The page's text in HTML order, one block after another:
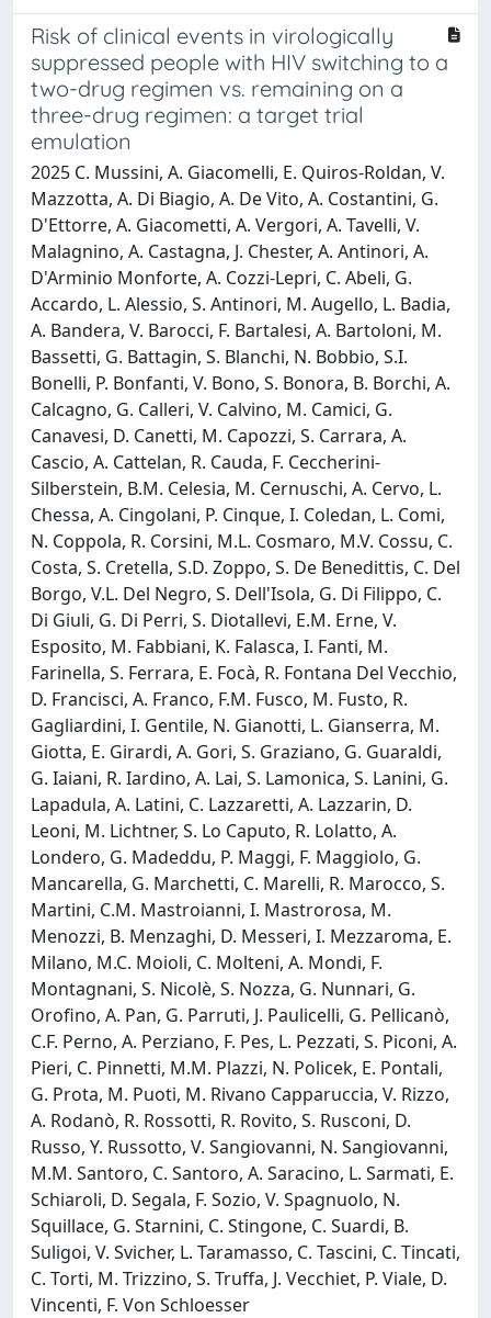
Risk of clinical events in virologically
suppressed people with HIV switching to a
two-drug regimen vs. remaining on a
three-drug regimen: a target trial
emulation
2025 C. Mussini, A. Giacomelli, E. Quiros-Roldan, V.
Mazzotta, A. Di Biagio, A. De Vito, A. Costantini, G.
D'Ettorre, A. Giacometti, A. Vergori, A. Tavelli, V.
Malagnino, A. Castagna, J. Chester, A. Antinori, A.
D'Arminio Monforte, A. Cozzi-Lepri, C. Abeli, G.
Accardo, L. Alessio, S. Antinori, M. Augello, L. Badia,
A. Bandera, V. Barocci, F. Bartalesi, A. Bartoloni, M.
Bassetti, G. Battagin, S. Blanchi, N. Bobbio, S.I.
Bonelli, P. Bonfanti, V. Bono, S. Bonora, B. Borchi, A.
Calcagno, G. Calleri, V. Calvino, M. Camici, G.
Canavesi, D. Canetti, M. Capozzi, S. Carrara, A.
Cascio, A. Cattelan, R. Cauda, F. Ceccherini-
Silberstein, B.M. Celesia, M. Cernuschi, A. Cervo, L.
Chessa, A. Cingolani, P. Cinque, I. Coledan, L. Comi,
N. Coppola, R. Corsini, M.L. Cosmaro, M.V. Cossu, C.
Costa, S. Cretella, S.D. Zoppo, S. De Benedittis, C. Del
Borgo, V.L. Del Negro, S. Dell'Isola, G. Di Filippo, C.
Di Giuli, G. Di Perri, S. Diotallevi, E.M. Erne, V.
Esposito, M. Fabbiani, K. Falasca, I. Fanti, M.
Farinella, S. Ferrara, E. Focà, R. Fontana Del Vecchio,
D. Francisci, A. Franco, F.M. Fusco, M. Fusto, R.
Gagliardini, I. Gentile, N. Gianotti, L. Gianserra, M.
Giotta, E. Girardi, A. Gori, S. Graziano, G. Guaraldi,
G. Iaiani, R. Iardino, A. Lai, S. Lamonica, S. Lanini, G.
Lapadula, A. Latini, C. Lazzaretti, A. Lazzarin, D.
Leoni, M. Lichtner, S. Lo Caputo, R. Lolatto, A.
Londero, G. Madeddu, P. Maggi, F. Maggiolo, G.
Mancarella, G. Marchetti, C. Marelli, R. Marocco, S.
Martini, C.M. Mastroianni, I. Mastrorosa, M.
Menozzi, B. Menzaghi, D. Messeri, I. Mezzaroma, E.
Milano, M.C. Moioli, C. Molteni, A. Mondi, F.
Montagnani, S. Nicolè, S. Nozza, G. Nunnari, G.
Orofino, A. Pan, G. Parruti, J. Paulicelli, G. Pellicanò,
C.F. Perno, A. Perziano, F. Pes, L. Pezzati, S. Piconi, A.
Pieri, C. Pinnetti, M.M. Plazzi, N. Policek, E. Pontali,
G. Prota, M. Puoti, M. Rivano Capparuccia, V. Rizzo,
A. Rodanò, R. Rossotti, R. Rovito, S. Rusconi, D.
Russo, Y. Russotto, V. Sangiovanni, N. Sangiovanni,
M.M. Santoro, C. Santoro, A. Saracino, L. Sarmati, E.
Schiaroli, D. Segala, F. Sozio, V. Spagnuolo, N.
Squillace, G. Starnini, C. Stingone, C. Suardi, B.
Suligoi, V. Svicher, L. Taramasso, C. Tascini, C. Tincati,
C. Torti, M. Trizzino, S. Truffa, J. Vecchiet, P. Viale, D.
Vincenti, F. Von Schloesser